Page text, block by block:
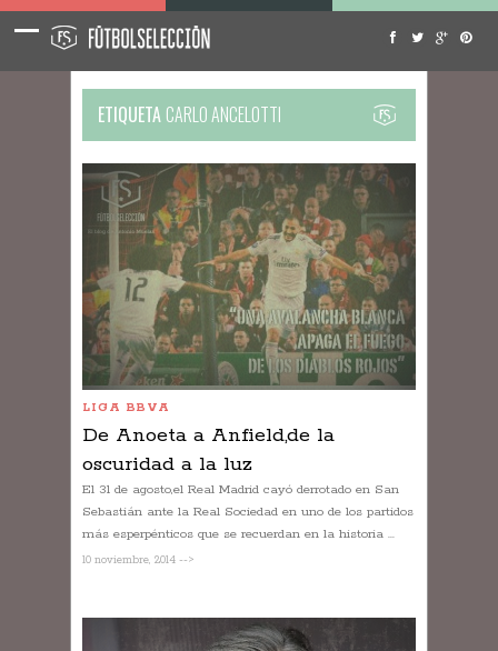
ETIQUETA CARLO ANCELOTTI
LIGA BBVA
De Anoeta a Anfield,de la
oscuridad a la luz
El 31 de agosto,el Real Madrid cayó derrotado en San
Sebastián ante la Real Sociedad en uno de los partidos
más esperpénticos que se recuerdan en la historia ...
10 noviembre, 2014 -->